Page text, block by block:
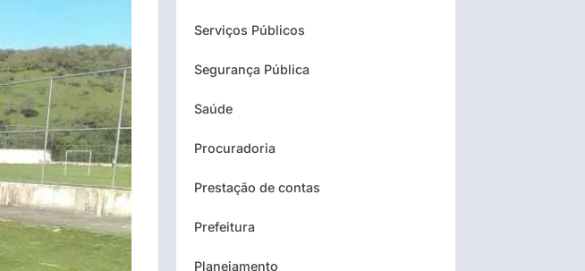
Serviços Públicos
Segurança Pública
Saúde
Procuradoria
Prestação de contas
Prefeitura
Planejamento